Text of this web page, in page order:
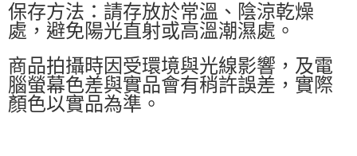
保存方法：請存放於常溫、陰涼乾燥
處，避免陽光直射或高溫潮濕處。
商品拍攝時因受環境與光線影響，及電
腦螢幕色差與實品會有稍許誤差，實際
顏色以實品為準。